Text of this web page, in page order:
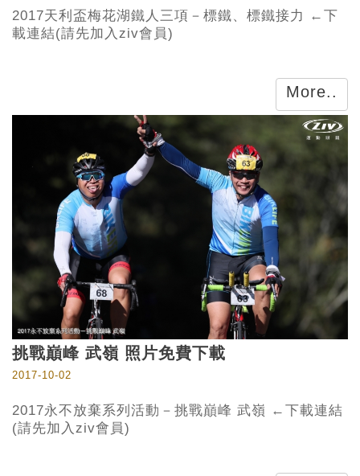
2017天利盃梅花湖鐵人三項－標鐵、標鐵接力 ←下
載連結(請先加入ziv會員)
More..
挑戰巔峰 武嶺 照片免費下載
2017-10-02
2017永不放棄系列活動－挑戰巔峰 武嶺 ←下載連結
(請先加入ziv會員)